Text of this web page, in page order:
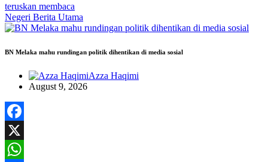
teruskan membaca
Negeri Berita Utama
BN Melaka mahu rundingan politik dihentikan di media sosial
Azza Haqimi
August 9, 2026
Facebook
X